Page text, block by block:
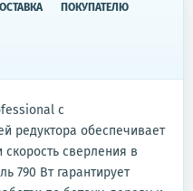
ПОКУПАТЕЛЮ
с
редуктора обеспечивает
сверления в
790 Вт гарантирует